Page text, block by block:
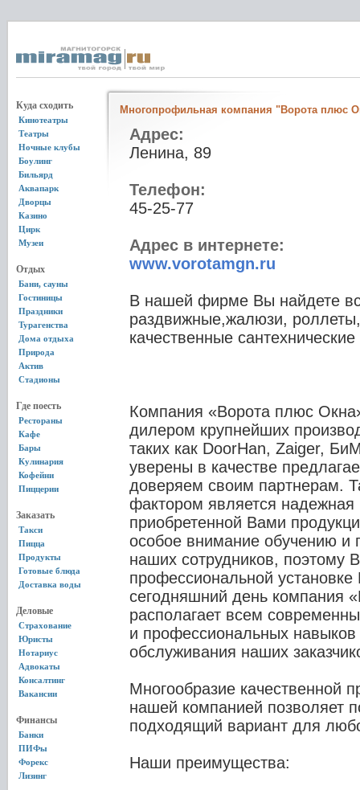
Куда сходить
Кинотеатры
Театры
Ночные клубы
Боулинг
Бильярд
Аквапарк
Дворцы
Казино
Цирк
Музеи
Отдых
Бани, сауны
Гостиницы
Праздники
Турагенства
Дома отдыха
Природа
Актив
Стадионы
Где поесть
Рестораны
Кафе
Бары
Кулинария
Кофейни
Пиццерии
Заказать
Такси
Пицца
Продукты
Готовые блюда
Доставка воды
Деловые
Страхование
Юристы
Нотариус
Адвокаты
Консалтинг
Вакансии
Финансы
Банки
ПИФы
Форекс
Лизинг
Многопрофильная компания "Ворота плюс
Адрес:
Ленина, 89
Телефон:
45-25-77
Адрес в интернете:
www.vorotamgn.ru
В нашей фирме Вы найдете
раздвижные,жалюзи,
качественные
Компания «Ворота плюс
дилером крупнейших
таких как DoorHan, Zaiger,
уверены в качестве
доверяем своим партнерам.
фактором является надежная
приобретенной Вами
особое внимание обучению
наших сотрудников, поэтому
профессиональной
сегодняшний день компания
располагает всем
и профессиональных навыков
обслуживания наших
Многообразие качественной
нашей компанией позволяет
подходящий вариант для
Наши преимущества: